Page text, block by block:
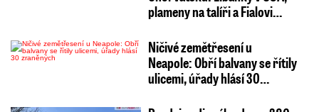
plameny na talíři a Fialovi…
Ničivé zemětřesení u
Neapole: Obří balvany se řítily
ulicemi, úřady hlásí 30…